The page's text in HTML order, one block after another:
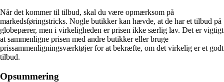
Når det kommer til tilbud, skal du være opmærksom på
markedsføringstricks. Nogle butikker kan hævde, at de har et tilbud på
globepærer, men i virkeligheden er prisen ikke særlig lav. Det er vigtigt
at sammenligne prisen med andre butikker eller bruge
prissammenligningsværktøjer for at bekræfte, om det virkelig er et godt
tilbud.
Opsummering